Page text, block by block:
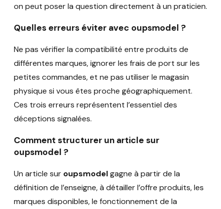
on peut poser la question directement à un praticien.
Quelles erreurs éviter avec oupsmodel ?
Ne pas vérifier la compatibilité entre produits de
différentes marques, ignorer les frais de port sur les
petites commandes, et ne pas utiliser le magasin
physique si vous êtes proche géographiquement.
Ces trois erreurs représentent l’essentiel des
déceptions signalées.
Comment structurer un article sur
oupsmodel ?
Un article sur oupsmodelgagne à partir de la
définition de l’enseigne, à détailler l’offre produits, les
marques disponibles, le fonctionnement de la